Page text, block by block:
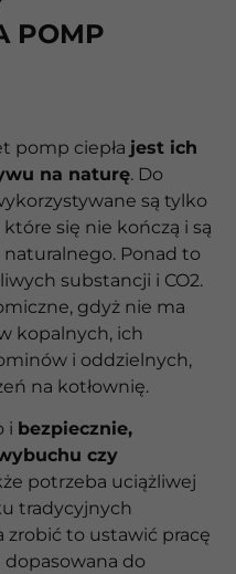
POMP
pomp ciepła jest ich
na naturę. Do
są tylko
się nie kończą i są
Ponad to
substancji i CO2.
gdyż nie ma
kopalnych, ich
i oddzielnych,
na kotłownię.
i bezpiecznie,
czy
potrzeba uciążliwej
tradycyjnych
zrobić to ustawić pracę
dopasowana do